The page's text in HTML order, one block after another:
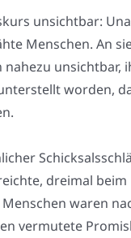
unsicht­bar:
Men­schen. An
nahe­zu unsicht­bar,
wor­den,
drei­mal beim
waren
ver­mu­te­te